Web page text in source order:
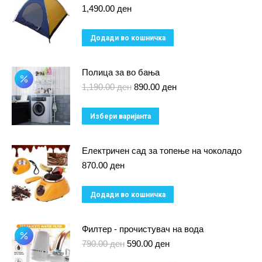
1,490.00 ден
Додади во кошничка
Полица за во бања
1,190.00ден Original
was:
1,190.00 ден.
890.00 денCurrent
Избери варијанта
has
The
may
be
Електричен сад за топење на чоколадо
870.00 ден
Додади во кошничка
Филтер - прочистувач на вода
790.00ден Original
590.00 денCurrent